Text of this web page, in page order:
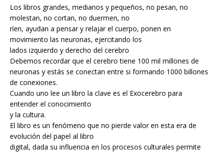
Los libros grandes, medianos y pequeños, no pesan, no
molestan, no cortan, no duermen, no
ríen, ayudan a pensar y relajar el cuerpo, ponen en
movimiento las neuronas, ejercitando los
lados izquierdo y derecho del cerebro
Debemos recordar que el cerebro tiene 100 mil millones de
neuronas y estás se conectan entre si formando 1000 billones
de conexiones.
Cuando uno lee un libro la clave es el Exocerebro para
entender el conocimiento
y la cultura.
El libro es un fenómeno que no pierde valor en esta era de
evolución del papel al libro
digital, dada su influencia en los procesos culturales permite